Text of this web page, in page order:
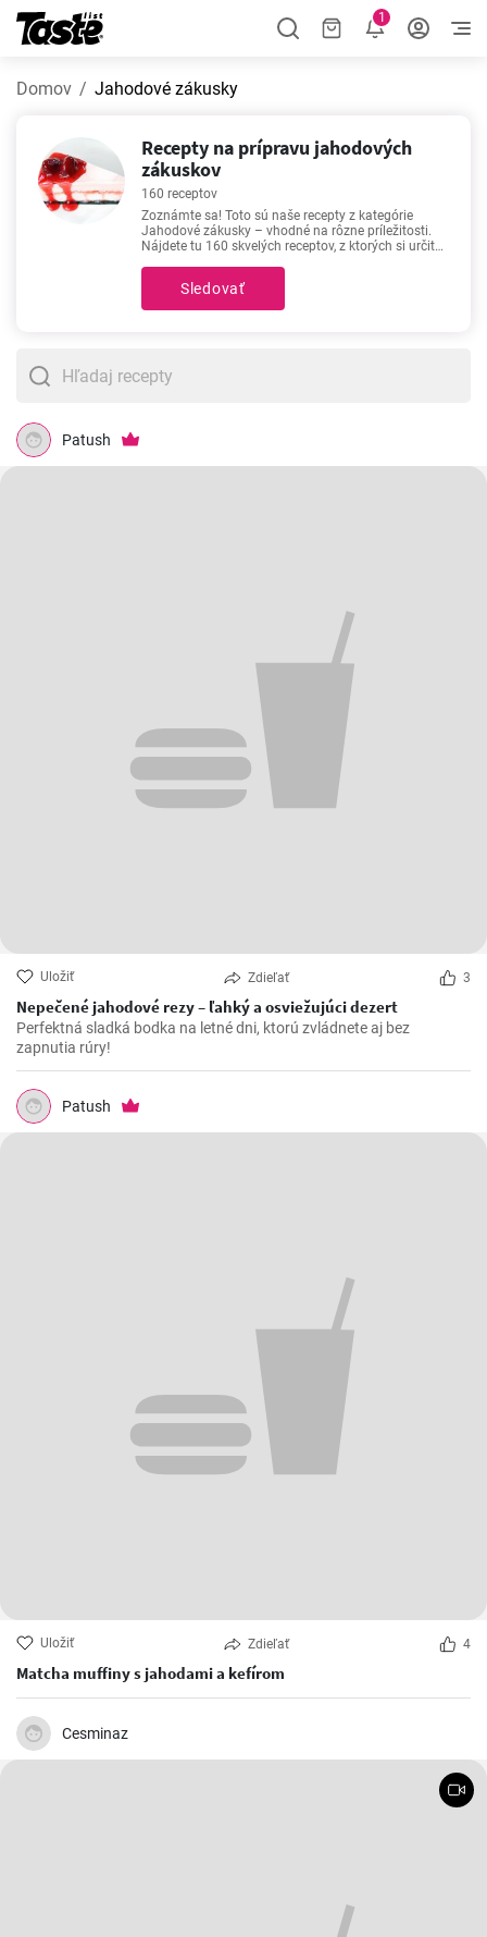
1
Domov Jahodové zákusky
Recepty na prípravu jahodových
zákuskov
160 receptov
Zoznámte sa! Toto sú naše recepty z kategórie
Jahodové zákusky – vhodné na rôzne príležitosti.
Nájdete tu 160 skvelých receptov, z ktorých si určite
minút. V každom recepte sa okrem ingrediencí a
postupu dozviete aj približný čas prípravy a počet
zákusok
Jahodový cheesecake
Sledovať
Patush
Uložiť Zdieľať 3
Nepečené jahodové rezy – ľahký a osviežujúci dezert
Perfektná sladká bodka na letné dni, ktorú zvládnete aj bez
zapnutia rúry!
Patush
Uložiť Zdieľať 4
Matcha muffiny s jahodami a kefírom
Cesminaz